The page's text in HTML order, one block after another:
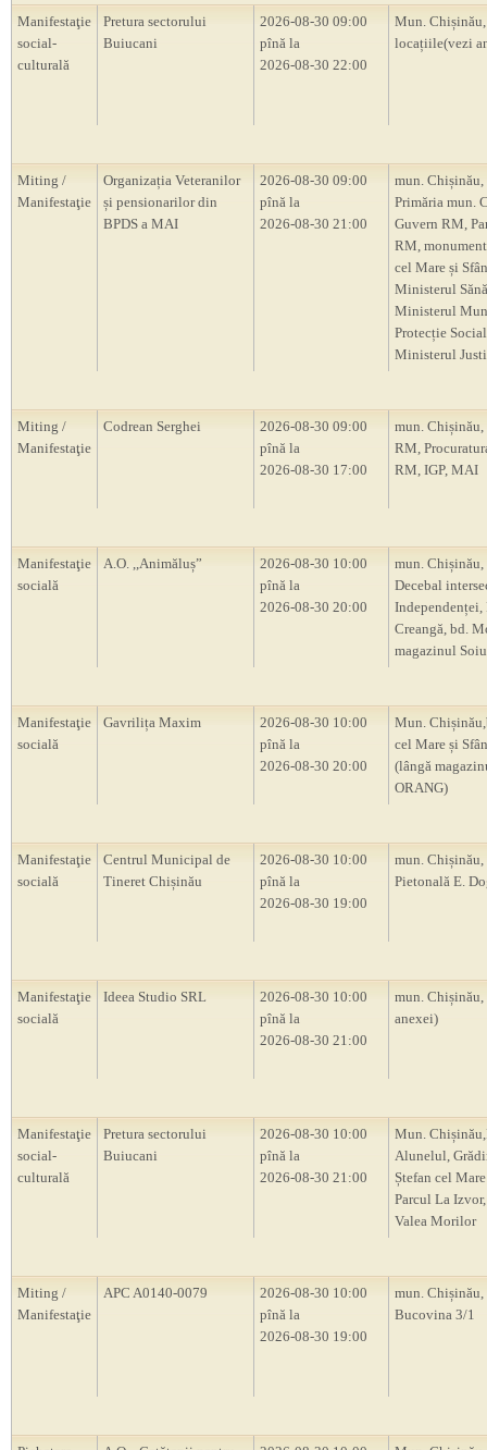
Manifestaţie
social-
culturală
Pretura sectorului
Buiucani
2026-08-30 09:00
pînă la
2026-08-30 22:00
Mun. Chișinău,
locațiile(vezi
Miting /
Manifestaţie
Organizația Veteranilor
și pensionarilor din
BPDS a MAI
2026-08-30 09:00
pînă la
2026-08-30 21:00
mun.
Primăria mun.
Guvern RM,
RM,
cel Mare și
Ministerul
Ministerul
Protecție
Ministerul
Miting /
Manifestaţie
Codrean Serghei
2026-08-30 09:00
pînă la
2026-08-30 17:00
mun. Chișinău,
RM,
RM, IGP, MAI
Manifestaţie
socială
A.O. ,,Animăluș”
2026-08-30 10:00
pînă la
2026-08-30 20:00
mun. Chișinău,
Decebal
Independenței,
Creangă, bd.
magazinul
Manifestaţie
socială
Gavrilița Maxim
2026-08-30 10:00
pînă la
2026-08-30 20:00
Mun.
cel Mare și
(lângă
ORANG)
Manifestaţie
socială
Centrul Municipal de
Tineret Chișinău
2026-08-30 10:00
pînă la
2026-08-30 19:00
mun. Chișinău,
Pietonală E.
Manifestaţie
socială
Ideea Studio SRL
2026-08-30 10:00
pînă la
2026-08-30 21:00
mun.
anexei)
Manifestaţie
social-
culturală
Pretura sectorului
Buiucani
2026-08-30 10:00
pînă la
2026-08-30 21:00
Mun.
Alunelul,
Ștefan cel
Parcul La
Valea Morilor
Miting /
Manifestaţie
APC A0140-0079
2026-08-30 10:00
pînă la
2026-08-30 19:00
mun. Chișinău,
Bucovina 3/1